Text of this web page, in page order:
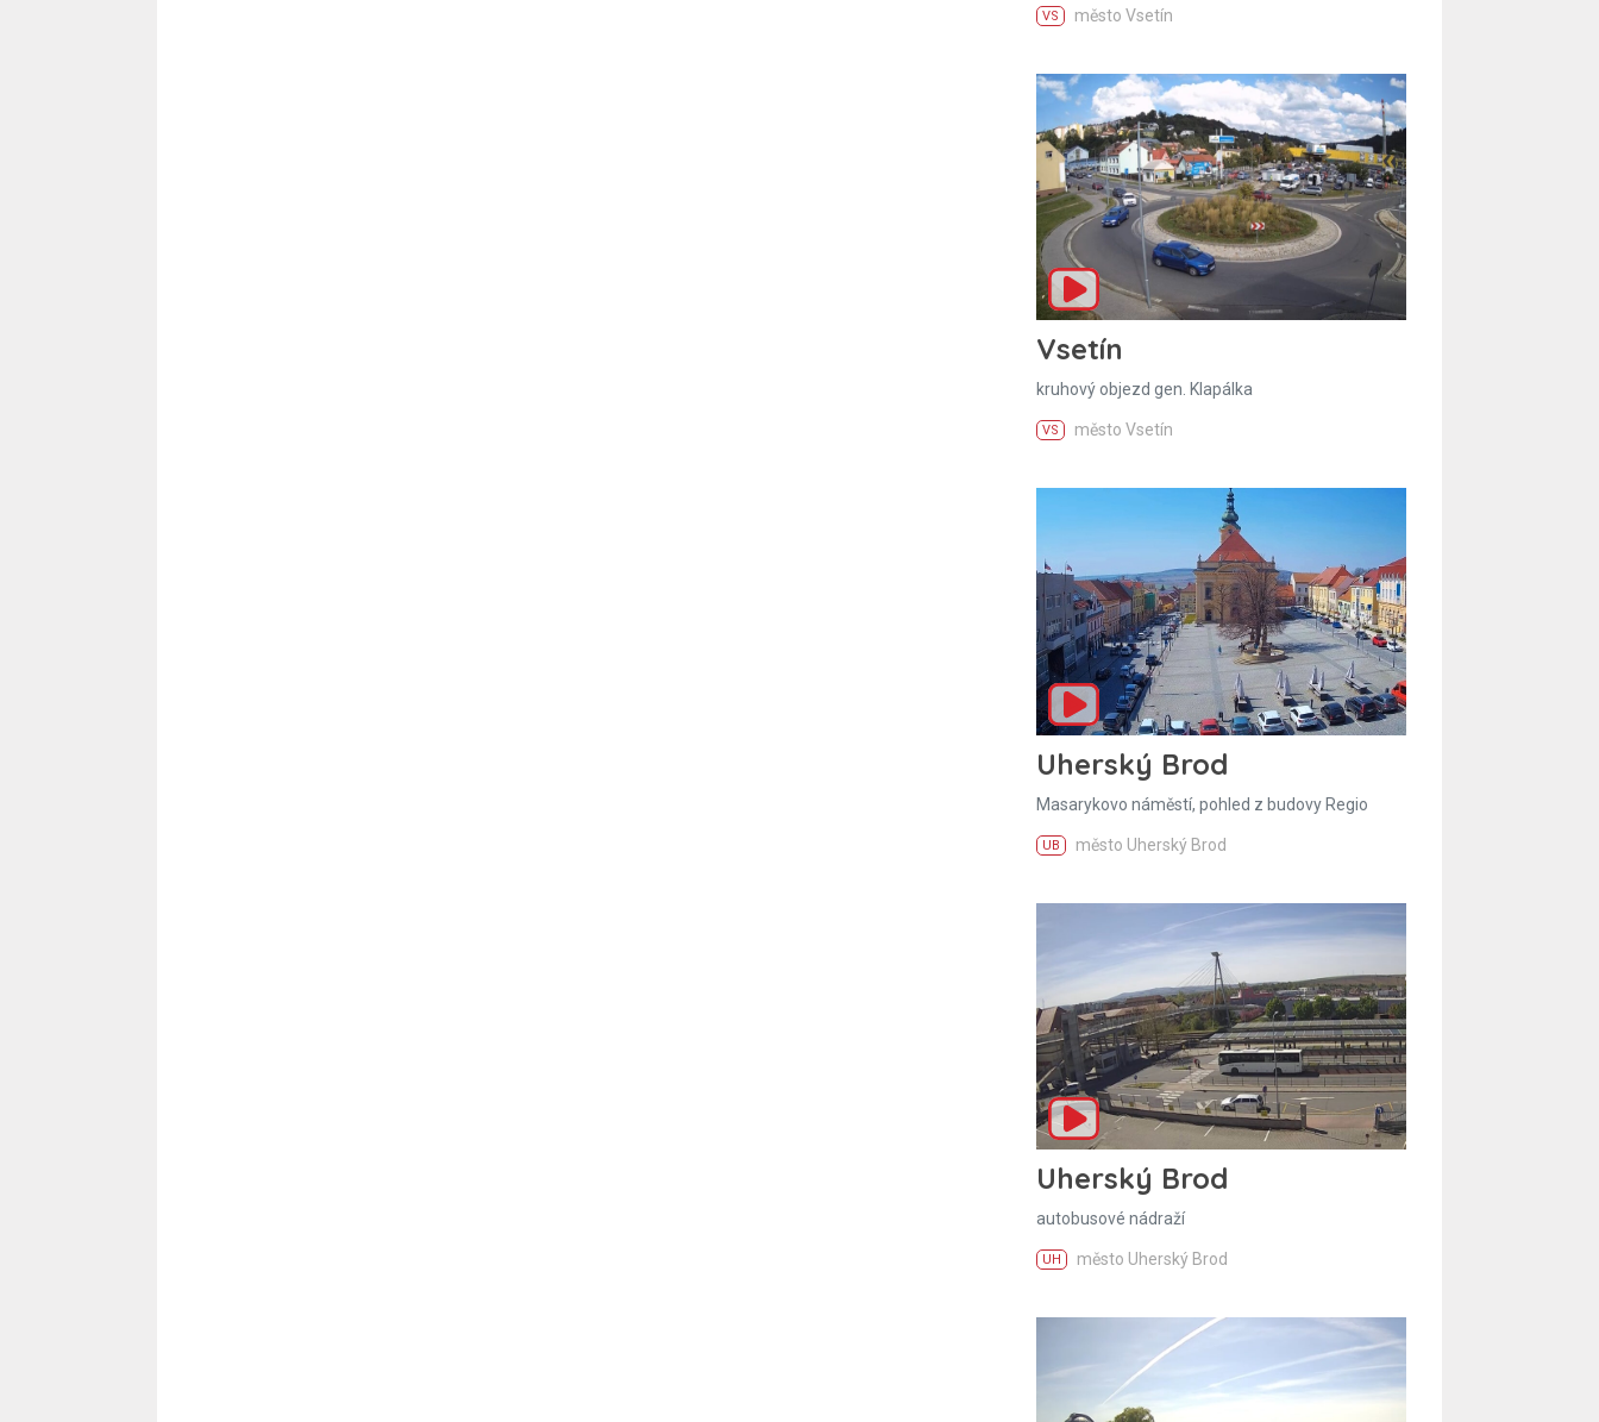
VS město Vsetín
Vsetín
kruhový objezd gen. Klapálka
VS město Vsetín
Uherský Brod
Masarykovo náměstí, pohled z budovy Regio
UB město Uherský Brod
Uherský Brod
autobusové nádraží
UH město Uherský Brod